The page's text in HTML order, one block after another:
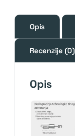
Opis
Recenzije (0)
Opis